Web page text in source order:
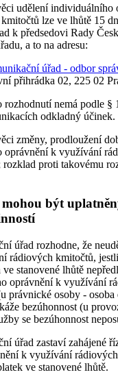
udělení individuálního
lze ve lhůtě 15
k předsedovi Rady
a to na adresu:
úřad - odbor
přihrádka 02, 225 02
nemá podle §
odkladný účinek.
změny, prodloužení
oprávnění k využívání
rozklad proti takovému
mohou být
úřad rozhodne, že
rádiových kmitočtů,
stanovené lhůtě
oprávnění k využívání
právnické osoby - osoba
bezúhonnost (u
se bezúhonnost
úřad zastaví zahájené
k využívání
ve stanovené lhůtě.